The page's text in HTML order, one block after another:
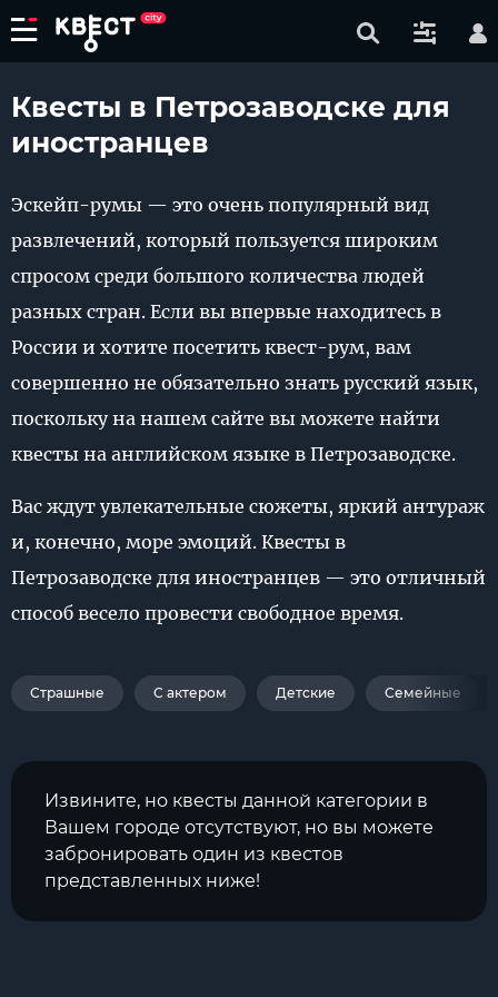
Квесты в Петрозаводске для
иностранцев
Эскейп-румы — это очень популярный вид
развлечений, который пользуется широким
спросом среди большого количества людей
разных стран. Если вы впервые находитесь в
России и хотите посетить квест-рум, вам
совершенно не обязательно знать русский язык,
поскольку на нашем сайте вы можете найти
квесты на английском языке в Петрозаводске.
Вас ждут увлекательные сюжеты, яркий антураж
и, конечно, море эмоций. Квесты в
Петрозаводске для иностранцев — это отличный
способ весело провести свободное время.
Страшные С актером Детские Семейные
Извините, но квесты данной категории в
Вашем городе отсутствуют, но вы можете
забронировать один из квестов
представленных ниже!